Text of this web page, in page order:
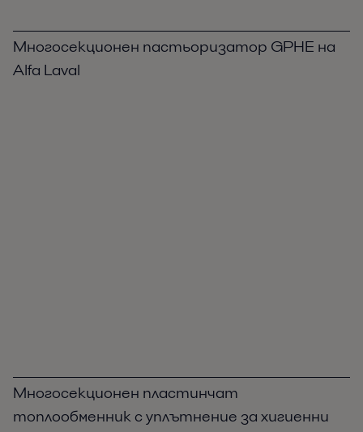
Многосекционен пастьоризатор GPHE на
Alfa Laval
Многосекционен пластинчат
топлообменник с уплътнение за хигиенни